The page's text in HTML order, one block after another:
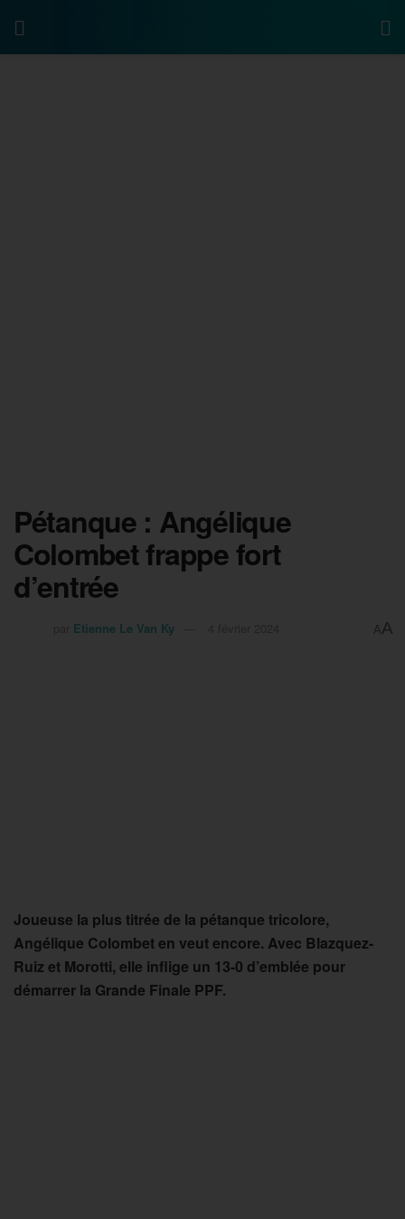
Pétanque : Angélique
Colombet frappe fort
d’entrée
Etienne Le Van Ky AA
Joueuse la plus titrée de la pétanque tricolore,
Angélique Colombet en veut encore. Avec Blazquez-
Ruiz et Morotti, elle inflige un 13-0 d’emblée pour
démarrer la Grande Finale PPF.